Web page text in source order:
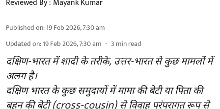
Published on:19 Feb 2026, 7:30 am
Updated on:19 Feb 2026, 7:30 am 3 min read
दक्षिण-भारत में शादी के तरीके, उत्तर-भारत से कुछ मामलों में
अलग है।
दक्षिण भारत के कुछ समुदायों में मामा की बेटी या पिता की
बहन की बेटी (cross-cousin) से विवाह परंपरागत रूप से